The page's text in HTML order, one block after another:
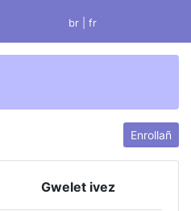
br | fr
Enrollañ
Gwelet ivez